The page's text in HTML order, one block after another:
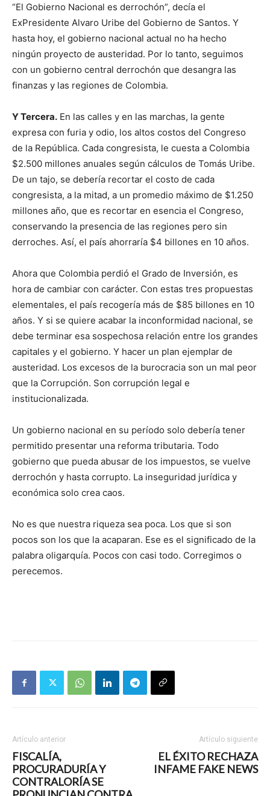
“El Gobierno Nacional es derrochón”, decía el
ExPresidente Alvaro Uribe del Gobierno de Santos. Y
hasta hoy, el gobierno nacional actual no ha hecho
ningún proyecto de austeridad. Por lo tanto, seguimos
con un gobierno central derrochón que desangra las
finanzas y las regiones de Colombia.
Y Tercera. En las calles y en las marchas, la gente
expresa con furia y odio, los altos costos del Congreso
de la República. Cada congresista, le cuesta a Colombia
$2.500 millones anuales según cálculos de Tomás Uribe.
De un tajo, se debería recortar el costo de cada
congresista, a la mitad, a un promedio máximo de $1.250
millones año, que es recortar en esencia el Congreso,
conservando la presencia de las regiones pero sin
derroches. Así, el país ahorraría $4 billones en 10 años.
Ahora que Colombia perdió el Grado de Inversión, es
hora de cambiar con carácter. Con estas tres propuestas
elementales, el país recogería más de $85 billones en 10
años. Y si se quiere acabar la inconformidad nacional, se
debe terminar esa sospechosa relación entre los grandes
capitales y el gobierno. Y hacer un plan ejemplar de
austeridad. Los excesos de la burocracia son un mal peor
que la Corrupción. Son corrupción legal e
institucionalizada.
Un gobierno nacional en su período solo debería tener
permitido presentar una reforma tributaria. Todo
gobierno que pueda abusar de los impuestos, se vuelve
derrochón y hasta corrupto. La inseguridad jurídica y
económica solo crea caos.
No es que nuestra riqueza sea poca. Los que si son
pocos son los que la acaparan. Ese es el significado de la
palabra oligarquía. Pocos con casi todo. Corregimos o
perecemos.
Artículo anterior
FISCALÍA,
PROCURADURÍA Y
CONTRALORÍA SE
Artículo siguiente
EL ÉXITO RECHAZA
INFAME FAKE NEWS